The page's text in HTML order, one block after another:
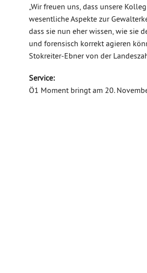
„Wir freuen uns, dass unsere
wesentliche Aspekte zur
dass sie nun eher wissen, wie sie
und forensisch korrekt agieren
Stokreiter-Ebner von der
Service:
Ö1 Moment bringt am 20.